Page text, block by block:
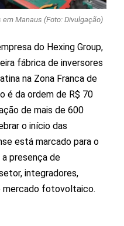
Manaus (Foto: Divulgação)
do Hexing Group,
fábrica de inversores
na Zona Franca de
é da ordem de R$ 70
de mais de 600
o início das
está marcado para o
presença de
integradores,
mercado fotovoltaico.